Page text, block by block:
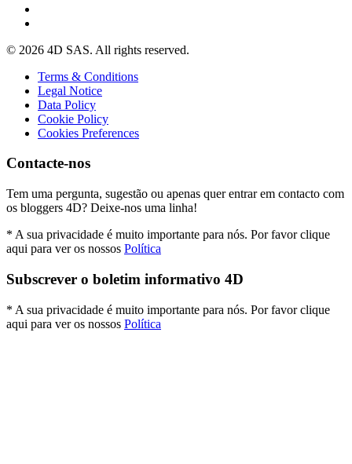
© 2026 4D SAS. All rights reserved.
Terms & Conditions
Legal Notice
Data Policy
Cookie Policy
Cookies Preferences
Contacte-nos
Tem uma pergunta, sugestão ou apenas quer entrar em contacto com
os bloggers 4D? Deixe-nos uma linha!
* A sua privacidade é muito importante para nós. Por favor clique
aqui para ver os nossos Política
Subscrever o boletim informativo 4D
* A sua privacidade é muito importante para nós. Por favor clique
aqui para ver os nossos Política